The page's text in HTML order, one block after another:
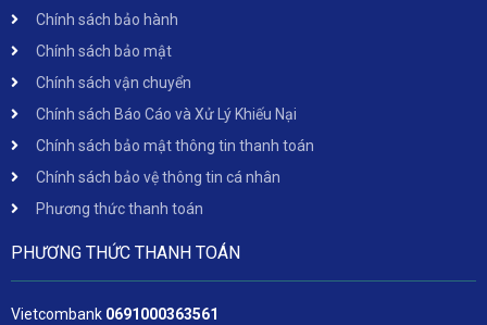
Chính sách bảo hành
Chính sách bảo mật
Chính sách vận chuyển
Chính sách Báo Cáo và Xử Lý Khiếu Nại
Chính sách bảo mật thông tin thanh toán
Chính sách bảo vệ thông tin cá nhân
Phương thức thanh toán
PHƯƠNG THỨC THANH TOÁN
Vietcombank 0691000363561